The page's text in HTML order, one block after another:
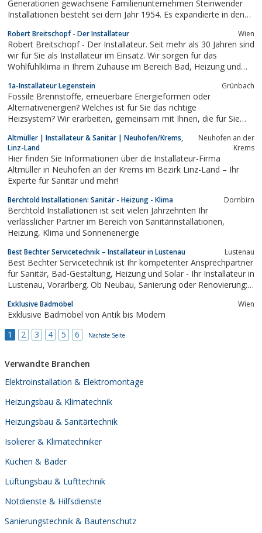
Generationen gewachsene Familienunternehmen Steinwender
Installationen besteht sei dem Jahr 1954. Es expandierte in den
wurden. Daraufhin wurde ein neuer Firmensitz mit passenden
Räumlichkeiten gesucht.
Robert Breitschopf - Der Installateur Wien
Robert Breitschopf - Der Installateur. Seit mehr als 30 Jahren sind
wir für Sie als Installateur im Einsatz. Wir sorgen für das
Wohlfühlklima in Ihrem Zuhause im Bereich Bad, Heizung und
1a-Installateur Legenstein Grünbach
Fossile Brennstoffe, erneuerbare Energieformen oder
Alternativenergien? Welches ist für Sie das richtige
Heizsystem? Wir erarbeiten, gemeinsam mit Ihnen, die für Sie
gerne bei der Planung Ihrer persönlichen Wellness – Oase und
setzen Ihre persönlichen Ansprüche...
Altmüller | Installateur & Sanitär | Neuhofen/Krems,
Linz-Land
Neuhofen an der
Krems
Hier finden Sie Informationen über die Installateur-Firma
Altmüller in Neuhofen an der Krems im Bezirk Linz-Land – Ihr
Experte für Sanitär und mehr!
Berchtold Installationen: Sanitär - Heizung - Klima Dornbirn
Berchtold Installationen ist seit vielen Jahrzehnten Ihr
verlässlicher Partner im Bereich von Sanitärinstallationen,
Heizung, Klima und Sonnenenergie
Best Bechter Servicetechnik – Installateur in Lustenau Lustenau
Best Bechter Servicetechnik ist Ihr kompetenter Ansprechpartner
für Sanitär, Bad-Gestaltung, Heizung und Solar - Ihr Installateur in
Lustenau, Vorarlberg. Ob Neubau, Sanierung oder Renovierung:
Wir arbeiten schnell und gründlich – zu einem fairen Preis.
Exklusive Badmöbel Wien
Exklusive Badmöbel von Antik bis Modern
1
2 3 4 5 6 Nächste Seite
Verwandte Branchen
Elektroinstallation & Elektromontage
Heizungsbau & Klimatechnik
Heizungsbau & Sanitärtechnik
Isolierer & Klimatechniker
Küchen & Bäder
Lüftungsbau & Lufttechnik
Notdienste & Hilfsdienste
Sanierungstechnik & Bautenschutz